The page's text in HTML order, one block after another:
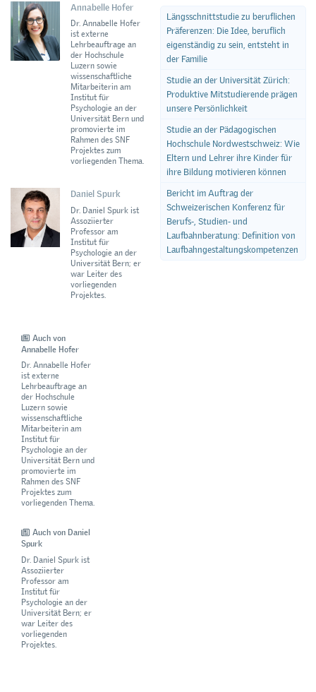
Annabelle Hofer
Dr. Annabelle Hofer
ist externe
Lehrbeauftrage an
der Hochschule
Luzern sowie
wissenschaftliche
Mitarbeiterin am
Institut für
Psychologie an der
Universität Bern und
promovierte im
Rahmen des SNF
Projektes zum
vorliegenden Thema.
Daniel Spurk
Dr. Daniel Spurk ist
Assoziierter
Professor am
Institut für
Psychologie an der
Universität Bern; er
war Leiter des
vorliegenden
Projektes.
Auch von
Annabelle Hofer
Dr. Annabelle Hofer
ist externe
Lehrbeauftrage an
der Hochschule
Luzern sowie
wissenschaftliche
Mitarbeiterin am
Institut für
Psychologie an der
Universität Bern und
promovierte im
Rahmen des SNF
Projektes zum
vorliegenden Thema.
Auch von Daniel
Spurk
Dr. Daniel Spurk ist
Assoziierter
Professor am
Institut für
Psychologie an der
Universität Bern; er
war Leiter des
vorliegenden
Projektes.
Längsschnittstudie zu beruflichen
Präferenzen: Die Idee, beruflich
eigenständig zu sein, entsteht in
der Familie
Studie an der Universität Zürich:
Produktive Mitstudierende prägen
unsere Persönlichkeit
Studie an der Pädagogischen
Hochschule Nordwestschweiz: Wie
Eltern und Lehrer ihre Kinder für
ihre Bildung motivieren können
Bericht im Auftrag der
Schweizerischen Konferenz für
Berufs-, Studien- und
Laufbahnberatung: Definition von
Laufbahngestaltungskompetenzen